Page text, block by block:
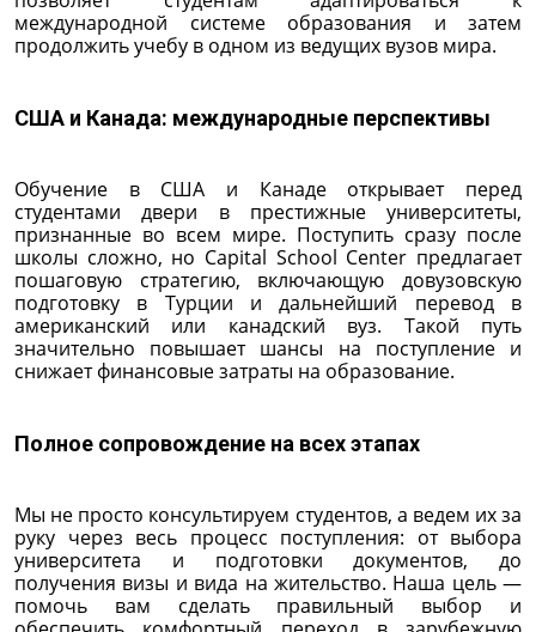
международной системе образования и затем
продолжить учебу в одном из ведущих вузов мира.
США и Канада: международные перспективы
Обучение в США и Канаде открывает перед
студентами двери в престижные университеты,
признанные во всем мире. Поступить сразу после
школы сложно, но Capital School Center предлагает
пошаговую стратегию, включающую довузовскую
подготовку в Турции и дальнейший перевод в
американский или канадский вуз. Такой путь
значительно повышает шансы на поступление и
снижает финансовые затраты на образование.
Полное сопровождение на всех этапах
Мы не просто консультируем студентов, а ведем их за
руку через весь процесс поступления: от выбора
университета и подготовки документов, до
получения визы и вида на жительство. Наша цель —
помочь вам сделать правильный выбор и